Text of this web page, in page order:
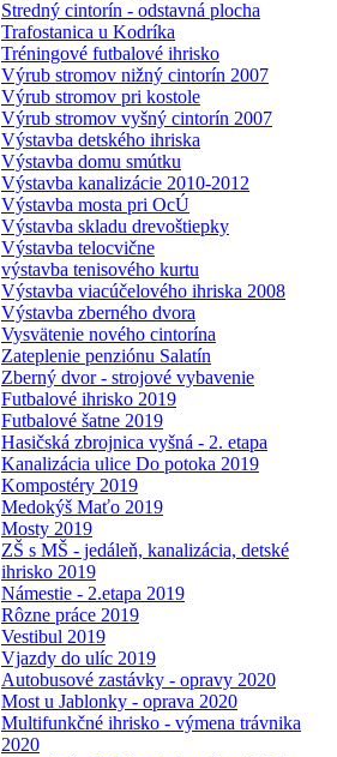
Stredný cintorín - odstavná plocha
Trafostanica u Kodríka
Tréningové futbalové ihrisko
Výrub stromov nižný cintorín 2007
Výrub stromov pri kostole
Výrub stromov vyšný cintorín 2007
Výstavba detského ihriska
Výstavba domu smútku
Výstavba kanalizácie 2010-2012
Výstavba mosta pri OcÚ
Výstavba skladu drevoštiepky
Výstavba telocvične
výstavba tenisového kurtu
Výstavba viacúčelového ihriska 2008
Výstavba zberného dvora
Vysvätenie nového cintorína
Zateplenie penziónu Salatín
Zberný dvor - strojové vybavenie
Futbalové ihrisko 2019
Futbalové šatne 2019
Hasičská zbrojnica vyšná - 2. etapa
Kanalizácia ulice Do potoka 2019
Kompostéry 2019
Medokýš Maťo 2019
Mosty 2019
ZŠ s MŠ - jedáleň, kanalizácia, detské
ihrisko 2019
Námestie - 2.etapa 2019
Rôzne práce 2019
Vestibul 2019
Vjazdy do ulíc 2019
Autobusové zastávky - opravy 2020
Most u Jablonky - oprava 2020
Multifunkčné ihrisko - výmena trávnika
2020